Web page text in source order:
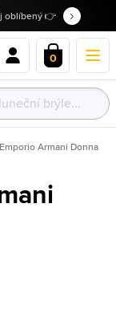
oblíbený 👉
0
Armani Donna